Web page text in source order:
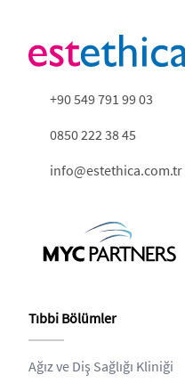
+90 549 791 99 03
0850 222 38 45
info@estethica.com.tr
Tıbbi Bölümler
Ağız ve Diş Sağlığı Kliniği